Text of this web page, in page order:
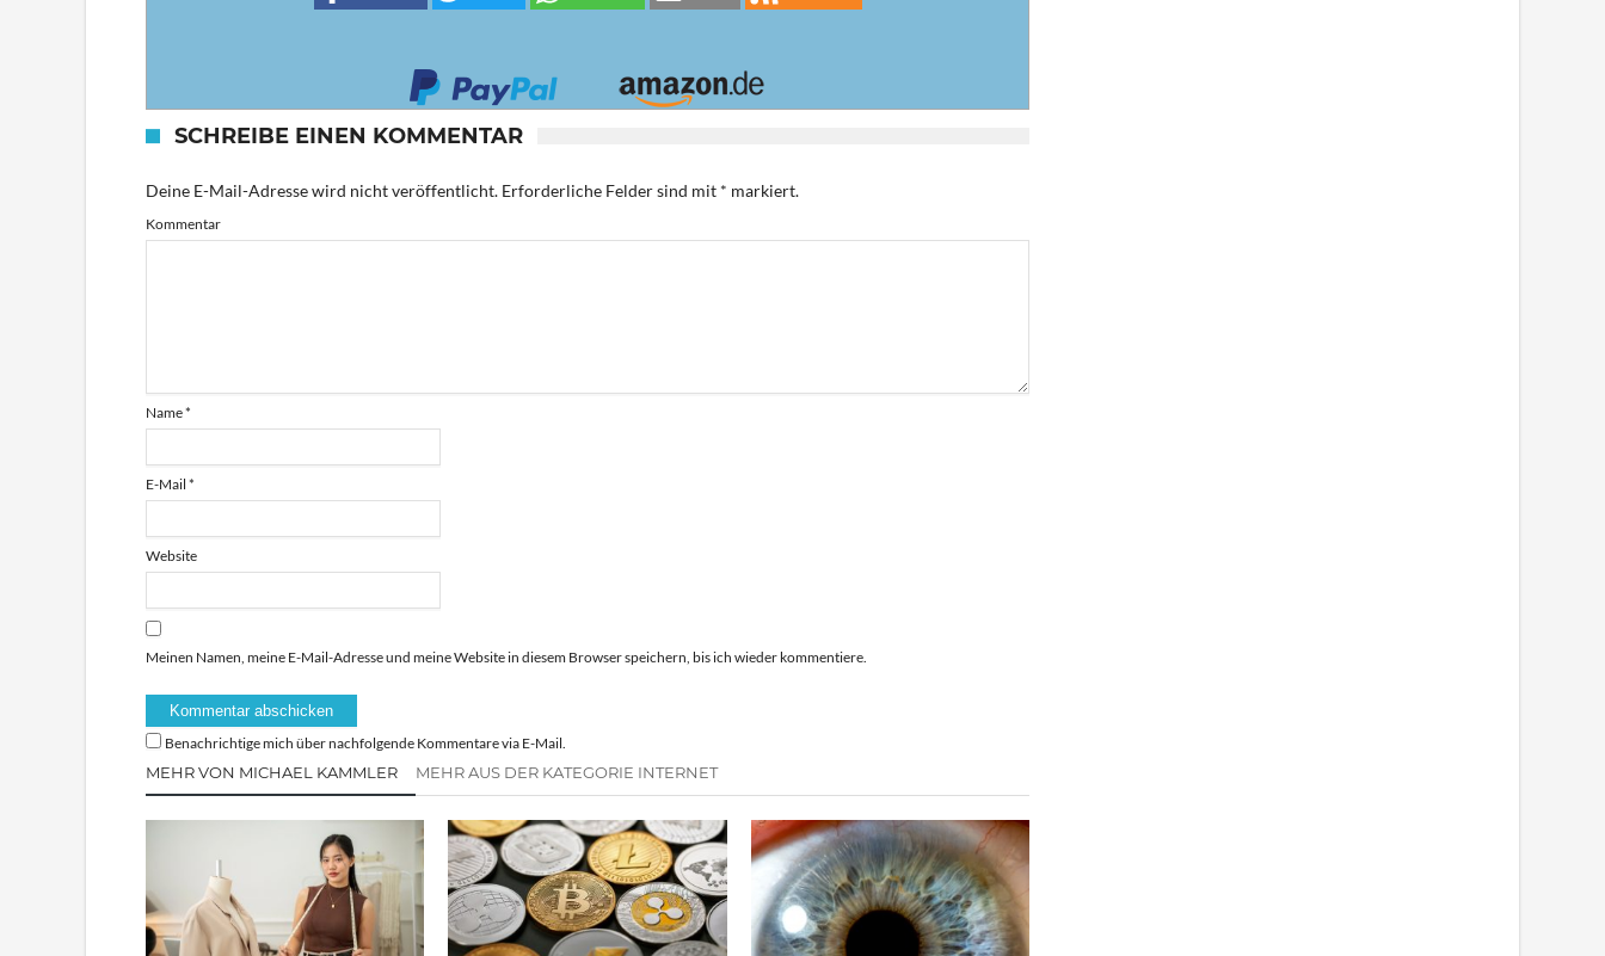
SCHREIBE EINEN KOMMENTAR
Deine E-Mail-Adresse wird nicht veröffentlicht. Erforderliche Felder sind mit * markiert.
Kommentar
Name*
E-Mail *
Website
Meinen Namen, meine E-Mail-Adresse und meine Website in diesem Browser speichern, bis ich wieder kommentiere.
Benachrichtige mich über nachfolgende Kommentare via E-Mail.
MEHR VON MICHAEL KAMMLER MEHR AUS DER KATEGORIE INTERNET